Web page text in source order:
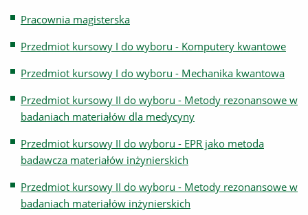
Pracownia magisterska
Przedmiot kursowy I do wyboru - Komputery kwantowe
Przedmiot kursowy I do wyboru - Mechanika kwantowa
Przedmiot kursowy II do wyboru - Metody rezonansowe w
badaniach materiałów dla medycyny
Przedmiot kursowy II do wyboru - EPR jako metoda
badawcza materiałów inżynierskich
Przedmiot kursowy II do wyboru - Metody rezonansowe w
badaniach materiałów inżynierskich